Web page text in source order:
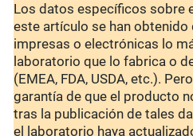
Los datos específicos sobre
este artículo se han obtenido
impresas o electrónicas lo
laboratorio que lo fabrica o
(EMEA, FDA, USDA, etc.).
garantía de que el producto
tras la publicación de tales
el laboratorio haya